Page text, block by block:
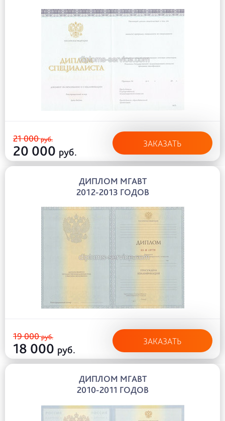
21 000руб.
20 000 руб.
ЗАКАЗАТЬ
ДИПЛОМ МГАВТ
2012-2013 ГОДОВ
19 000руб.
18 000 руб.
ЗАКАЗАТЬ
ДИПЛОМ МГАВТ
2010-2011 ГОДОВ